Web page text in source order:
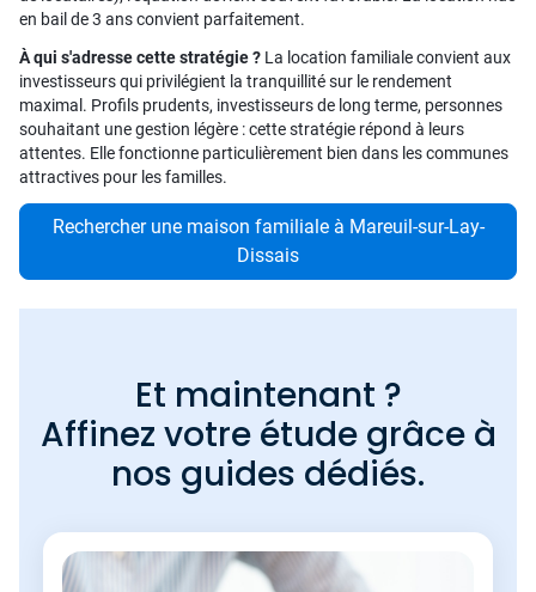
en bail de 3 ans convient parfaitement.
À qui s'adresse cette stratégie ? La location familiale convient aux
investisseurs qui privilégient la tranquillité sur le rendement
maximal. Profils prudents, investisseurs de long terme, personnes
souhaitant une gestion légère : cette stratégie répond à leurs
attentes. Elle fonctionne particulièrement bien dans les communes
attractives pour les familles.
Rechercher une maison familiale à Mareuil-sur-Lay-
Dissais
Et maintenant ?
Affinez votre étude grâce à
nos guides dédiés.